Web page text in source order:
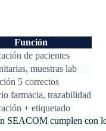
Función
de pacientes
muestras lab
5 correctos
farmacia, trazabilidad
+ etiquetado
SEACOM cumplen con